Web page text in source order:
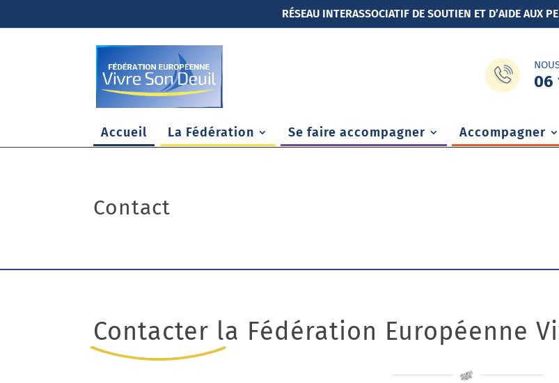
RÉSEAU INTERASSOCIATIF DE SOUTIEN ET D’AIDE AUX
06
Accueil La Fédération Se faire accompagner Accompagner
Contact
Contacter la Fédération Européenne